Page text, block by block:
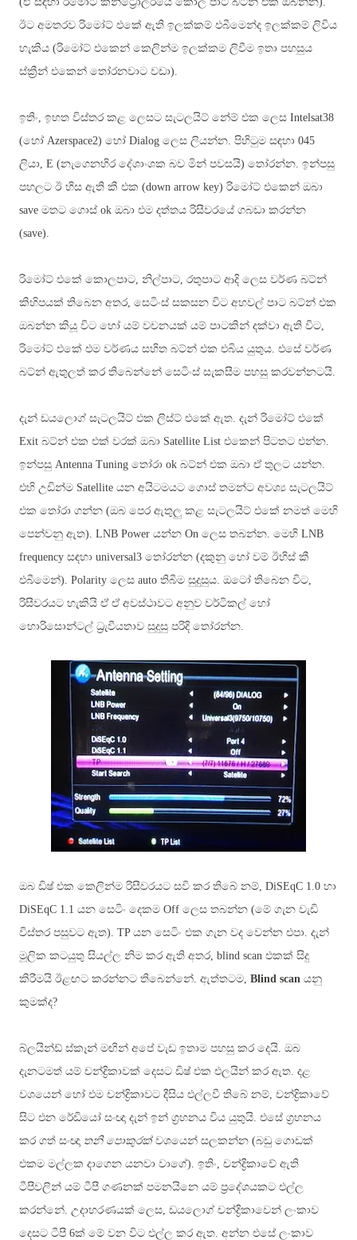
ඊට අමතරව රිමෝට් එකේ ඇති ඉලක්කම් එබීමෙන්ද ඉලක්කම් ලිවිය
හැකිය (රිමෝට් එකෙන් කෙලින්ම ඉලක්කම ලිවීම ඉතා පහසුය
ස්ක්‍රීන් එකෙන් තෝරනවාට වඩා).
ඉතිං, ඉහත විස්තර කළ ලෙසට සැටලයිට් නේම් එක ලෙස Intelsat38
(හෝ Azerspace2) හෝ Dialog ලෙස ලියන්න. පිහිටුම සඳහා 045
ලියා, E (නැගෙනහිර දේශාංශක බව මින් පවසයි) තෝරන්න. ඉන්පසු
පහලට ඊ හිස ඇති කී එක (down arrow key) රිමෝට් එකෙන් ඔබා
save මතට ගොස් ok ඔබා එම දත්තය රිසීවරයේ ගබඩා කරන්න
(save).
රිමෝට් එකේ කොලපාට, නිල්පාට, රතුපාට ආදි ලෙස වර්ණ බට්න්
කිහිපයක් තිබෙන අතර, සෙටිංස් සකසන විට අහවල් පාට බට්න් එක
ඔබන්න කියූ විට හෝ යම් වචනයක් යම් පාටකින් දක්වා ඇති විට,
රිමෝට් එකේ එම වර්ණය සහිත බට්න් එක එබිය යුතුය. එසේ වර්ණ
බට්න් ඇතුලත් කර තිබෙන්නේ සෙටිංස් සැකසීම පහසු කරවන්නටයි.
දැන් ඩයලොග් සැටලයිට් එක ලිස්ට් එකේ ඇත. දැන් රිමෝට් එකේ
Exit බට්න් එක එක් වරක් ඔබා Satellite List එකෙන් පිටතට එන්න.
ඉන්පසු Antenna Tuning තෝරා ok බට්න් එක ඔබා ඒ තුලට යන්න.
එහි උඩින්ම Satellite යන අයිටමයට ගොස් තමන්ට අවශ්‍ය සැටලයිට්
එක තෝරා ගන්න (ඔබ පෙර ඇතුලු කළ සැටලයිට් එකේ නමත් මෙහි
පෙන්වනු ඇත). LNB Power යන්න On ලෙස තබන්න. මෙහි LNB
frequency සඳහා universal3 තෝරන්න (දකුනු හෝ වම් ඊහිස් කී
එබීමෙන්). Polarity ලෙස auto තිබීම සුදුසුය. ඔටෝ තිබෙන විට,
රිසීවරයට හැකියි ඒ ඒ අවස්ථාවට අනුව වර්ටිකල් හෝ
හොරිසොන්ටල් ධ්‍රැවීයතාව සුදුසු පරිදි තෝරන්න.
ඔබ ඩිෂ් එක කෙලින්ම රිසීවරයට සවි කර තිබේ නම්, DiSEqC 1.0 හා
DiSEqC 1.1 යන සෙටිං දෙකම Off ලෙස තබන්න (මේ ගැන වැඩි
විස්තර පසුවට ඇත). TP යන සෙටිං එක ගැන වද වෙන්න එපා. දැන්
මූලික කටයුතු සියල්ල නිම කර ඇති අතර, blind scan එකක් සිදු
කිරීමයි ඊළඟට කරන්නට තිබෙන්නේ. ඇත්තටම, Blind scan යනු
කුමක්ද?
බ්ලයින්ඩ් ස්කෑන් මඟින් අපේ වැඩ ඉතාම පහසු කර දෙයි. ඔබ
දැනටමත් යම් චන්ද්‍රිකාවක් දෙසට ඩිෂ් එක එලයින් කර ඇත. දළ
වශයෙන් හෝ එම චන්ද්‍රිකාවට දීසිය එල්ලවී තිබේ නම්, චන්ද්‍රිකාවේ
සිට එන රේඩියෝ සංඥා දැන් ඉන් ග්‍රහනය විය යුතුයි. එසේ ග්‍රහනය
කර ගත් සංඥා තනි පොකුරක්වශයෙන් සලකන්න (බඩු ගොඩක්
එකම මල්ලක දාගෙන යනවා වාගේ). ඉතිං, චන්ද්‍රිකාවේ ඇති
ටීපීවලින් යම් ටීපී ගණනක් පමනයිනෙ යම් ප්‍රදේශයකට එල්ල
කරන්නේ. උදාහරණයක් ලෙස, ඩයලොග් චන්ද්‍රිකාවෙන් ලංකාව
දෙසට ටීපී 6ක් මේ වන විට එල්ල කර ඇත. අන්න එසේ ලංකාව